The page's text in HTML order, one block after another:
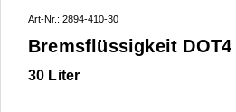
Art-Nr.: 2894-410-30
Bremsflüssigkeit DOT4
30 Liter